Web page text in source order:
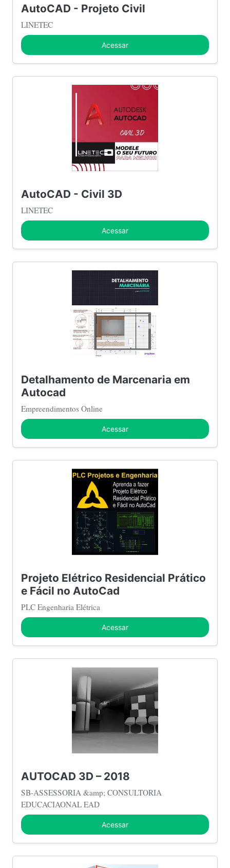
AutoCAD - Projeto Civil
LINETEC
Acessar
AutoCAD - Civil 3D
LINETEC
Acessar
Detalhamento de Marcenaria em
Autocad
Empreendimentos Online
Acessar
Projeto Elétrico Residencial Prático
e Fácil no AutoCad
PLC Engenharia Elétrica
Acessar
AUTOCAD 3D – 2018
SB-ASSESSORIA &amp; CONSULTORIA
EDUCACIAONAL EAD
Acessar